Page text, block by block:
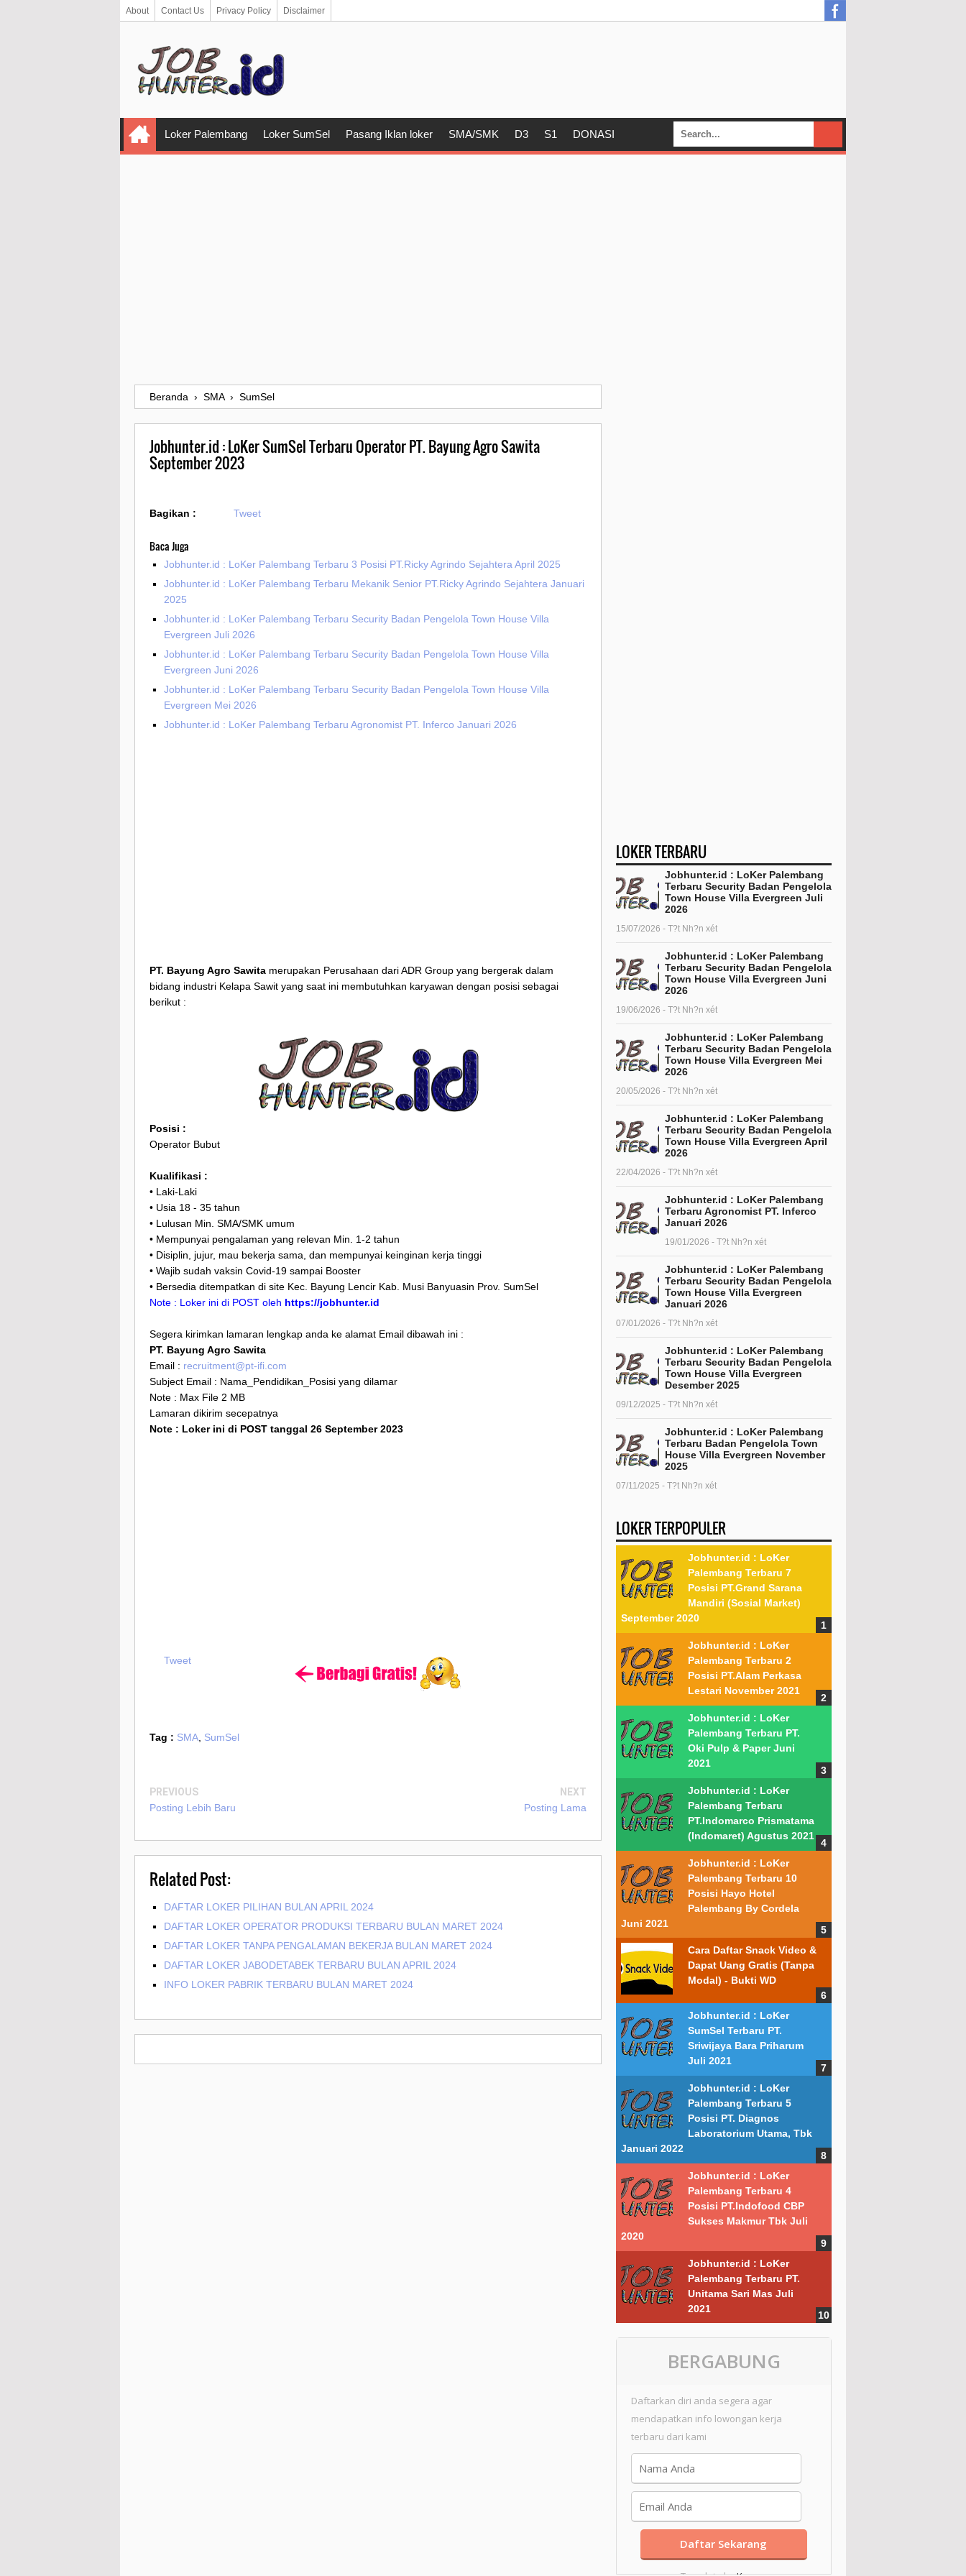
About Contact Us Privacy Policy Disclaimer
Loker Palembang Loker SumSel Pasang Iklan loker SMA/SMK D3 S1 DONASI
Beranda › SMA › SumSel
Jobhunter.id : LoKer SumSel Terbaru Operator PT. Bayung Agro Sawita
September 2023
Bagikan : Tweet
Baca Juga
Jobhunter.id : LoKer Palembang Terbaru 3 Posisi PT.Ricky Agrindo Sejahtera April 2025
Jobhunter.id : LoKer Palembang Terbaru Mekanik Senior PT.Ricky Agrindo Sejahtera Januari
2025
Jobhunter.id : LoKer Palembang Terbaru Security Badan Pengelola Town House Villa
Evergreen Juli 2026
Jobhunter.id : LoKer Palembang Terbaru Security Badan Pengelola Town House Villa
Evergreen Juni 2026
Jobhunter.id : LoKer Palembang Terbaru Security Badan Pengelola Town House Villa
Evergreen Mei 2026
Jobhunter.id : LoKer Palembang Terbaru Agronomist PT. Inferco Januari 2026
PT. Bayung Agro Sawita merupakan Perusahaan dari ADR Group yang bergerak dalam
bidang industri Kelapa Sawit yang saat ini membutuhkan karyawan dengan posisi sebagai
berikut :
Posisi :
Operator Bubut
Kualifikasi :
• Laki-Laki
• Usia 18 - 35 tahun
• Lulusan Min. SMA/SMK umum
• Mempunyai pengalaman yang relevan Min. 1-2 tahun
• Disiplin, jujur, mau bekerja sama, dan mempunyai keinginan kerja tinggi
• Wajib sudah vaksin Covid-19 sampai Booster
• Bersedia ditempatkan di site Kec. Bayung Lencir Kab. Musi Banyuasin Prov. SumSel
Note : Loker ini di POST oleh https://jobhunter.id
Segera kirimkan lamaran lengkap anda ke alamat Email dibawah ini :
PT. Bayung Agro Sawita
Email : recruitment@pt-ifi.com
Subject Email : Nama_Pendidikan_Posisi yang dilamar
Note : Max File 2 MB
Lamaran dikirim secepatnya
Note : Loker ini di POST tanggal 26 September 2023
Tweet
Tag : SMA SumSel
PREVIOUS
Posting Lebih Baru
NEXT
Posting Lama
Related Post:
DAFTAR LOKER PILIHAN BULAN APRIL 2024
DAFTAR LOKER OPERATOR PRODUKSI TERBARU BULAN MARET 2024
DAFTAR LOKER TANPA PENGALAMAN BEKERJA BULAN MARET 2024
DAFTAR LOKER JABODETABEK TERBARU BULAN APRIL 2024
INFO LOKER PABRIK TERBARU BULAN MARET 2024
LOKER TERBARU
Jobhunter.id : LoKer Palembang
Terbaru Security Badan Pengelola
Town House Villa Evergreen Juli
2026
15/07/2026 - T?t Nh?n xét
Jobhunter.id : LoKer Palembang
Terbaru Security Badan Pengelola
Town House Villa Evergreen Juni
2026
19/06/2026 - T?t Nh?n xét
Jobhunter.id : LoKer Palembang
Terbaru Security Badan Pengelola
Town House Villa Evergreen Mei
2026
20/05/2026 - T?t Nh?n xét
Jobhunter.id : LoKer Palembang
Terbaru Security Badan Pengelola
Town House Villa Evergreen April
2026
22/04/2026 - T?t Nh?n xét
Jobhunter.id : LoKer Palembang
Terbaru Agronomist PT. Inferco
Januari 2026
19/01/2026 - T?t Nh?n xét
Jobhunter.id : LoKer Palembang
Terbaru Security Badan Pengelola
Town House Villa Evergreen
Januari 2026
07/01/2026 - T?t Nh?n xét
Jobhunter.id : LoKer Palembang
Terbaru Security Badan Pengelola
Town House Villa Evergreen
Desember 2025
09/12/2025 - T?t Nh?n xét
Jobhunter.id : LoKer Palembang
Terbaru Badan Pengelola Town
House Villa Evergreen November
2025
07/11/2025 - T?t Nh?n xét
LOKER TERPOPULER
Jobhunter.id : LoKer
Palembang Terbaru 7
Posisi PT.Grand Sarana
Mandiri (Sosial Market)
September 2020
Jobhunter.id : LoKer
Palembang Terbaru 2
Posisi PT.Alam Perkasa
Lestari November 2021
Jobhunter.id : LoKer
Palembang Terbaru PT.
Oki Pulp & Paper Juni
2021
Jobhunter.id : LoKer
Palembang Terbaru
PT.Indomarco Prismatama
(Indomaret) Agustus 2021
Jobhunter.id : LoKer
Palembang Terbaru 10
Posisi Hayo Hotel
Palembang By Cordela
Juni 2021
Cara Daftar Snack Video &
Dapat Uang Gratis (Tanpa
Modal) - Bukti WD
Jobhunter.id : LoKer
SumSel Terbaru PT.
Sriwijaya Bara Priharum
Juli 2021
Jobhunter.id : LoKer
Palembang Terbaru 5
Posisi PT. Diagnos
Laboratorium Utama, Tbk
Januari 2022
Jobhunter.id : LoKer
Palembang Terbaru 4
Posisi PT.Indofood CBP
Sukses Makmur Tbk Juli
2020
Jobhunter.id : LoKer
Palembang Terbaru PT.
Unitama Sari Mas Juli
2021
BERGABUNG
Daftarkan diri anda segera agar
mendapatkan info lowongan kerja
terbaru dari kami